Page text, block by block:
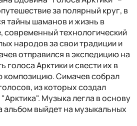
за полярный круг, в
тайны шаманов и жизнь в
современный технологический
народов за свои традиции и
отправился в экспедицию на
голоса Арктики и свести их в
Симачев собрал
из которых создал
Музыка легла в основу
альбом выйдет на музыкальных